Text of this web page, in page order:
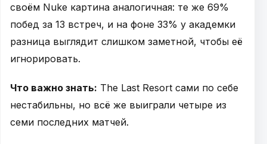
своём Nuke картина аналогичная: те же 69%
побед за 13 встреч, и на фоне 33% у академки
разница выглядит слишком заметной, чтобы её
игнорировать.
Что важно знать: The Last Resort сами по себе
нестабильны, но всё же выиграли четыре из
семи последних матчей.